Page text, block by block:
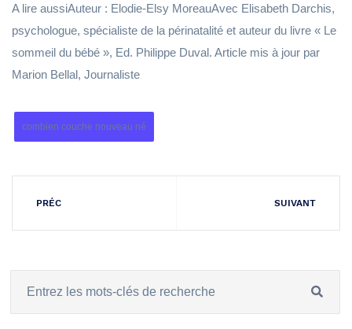
A lire aussiAuteur : Elodie-Elsy MoreauAvec Elisabeth Darchis,
psychologue, spécialiste de la périnatalité et auteur du livre « Le
sommeil du bébé », Ed. Philippe Duval. Article mis à jour par
Marion Bellal, Journaliste
combien couche nouveau né
PRÉC SUIVANT